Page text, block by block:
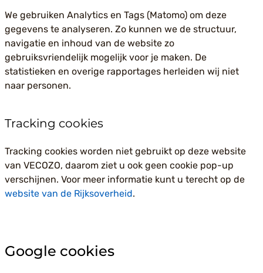
We gebruiken Analytics en Tags (Matomo) om deze
gegevens te analyseren. Zo kunnen we de structuur,
navigatie en inhoud van de website zo
gebruiksvriendelijk mogelijk voor je maken. De
statistieken en overige rapportages herleiden wij niet
naar personen.
Tracking cookies
Tracking cookies worden niet gebruikt op deze website
van VECOZO, daarom ziet u ook geen cookie pop-up
verschijnen. Voor meer informatie kunt u terecht op de
website van de Rijksoverheid.
Google cookies